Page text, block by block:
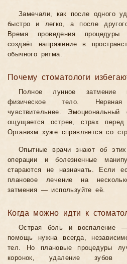
Замечали, как после одного
быстро и легко, а после
Время проведения
создаёт напряжение в
обычного ритма.
Почему стоматологи
Полное лунное
физическое тело.
чувствительнее.
ощущается острее, страх перед
Организм хуже справляется со
Опытные врачи знают об этих
операции и болезненные
стараются не назначать. Если
плановое лечение на
затмения — используйте её.
Когда можно идти к
Острая боль и воспаление —
помощь нужна всегда,
тел. Но плановые процедуры
коронок, удаление зубов